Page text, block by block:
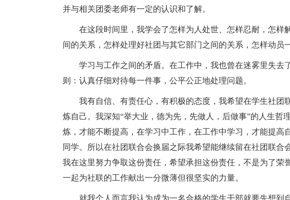
并与相关团委老师有一定的认识和了解。
在这段时间里，我学会了怎样为人处世、怎样忍耐，怎样
间的关系，怎样处理好社团与其它部门之间的关系，怎样动员
学习与工作之间的矛盾。在工作中，我也曾在迷雾里失去
则：认真仔细对待每一件事，公平公正地处理问题。
我有自信、有责任心，有积极的态度，我希望在学生社团
炼自己。我深知“举大业，德为先，先做人，后做事”的人生哲
炼，才能不断提高，在学习中工作，在工作中学习，才能提高
同学。所以在社团联合会换届之际我希望能继续留在社团联合
我在这里努力争取这份责任，希望承担这份责任，不是为了荣
一起为社联的工作献出一分微薄但很坚实的力量。
就我个人而言我认为成为一名合格的学生干部就要先想到